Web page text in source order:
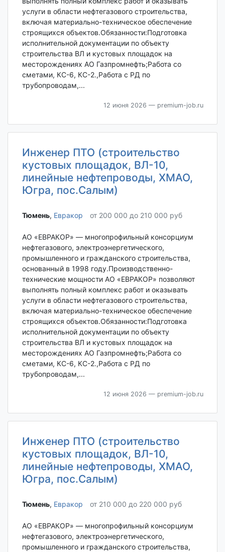
услуги в области нефтегазового строительства,
включая материально-техническое обеспечение
строящихся объектов.Обязанности:Подготовка
исполнительной документации по объекту
строительства ВЛ и кустовых площадок на
месторождениях АО Газпромнефть;Работа со
сметами, КС-6, КС-2.,Работа с РД по
трубопроводам,...
12 июня 2026 — premium-job.ru
Инженер ПТО (строительство
кустовых площадок, ВЛ-10,
линейные нефтепроводы, ХМАО,
Югра, пос.Салым)
Тюмень‎, Евракор от 200 000 до 210 000 руб
АО «ЕВРАКОР» — многопрофильный консорциум
нефтегазового, электроэнергетического,
промышленного и гражданского строительства,
основанный в 1998 году.Производственно-
технические мощности АО «ЕВРАКОР» позволяют
выполнять полный комплекс работ и оказывать
услуги в области нефтегазового строительства,
включая материально-техническое обеспечение
строящихся объектов.Обязанности:Подготовка
исполнительной документации по объекту
строительства ВЛ и кустовых площадок на
месторождениях АО Газпромнефть;Работа со
сметами, КС-6, КС-2.,Работа с РД по
трубопроводам,...
12 июня 2026 — premium-job.ru
Инженер ПТО (строительство
кустовых площадок, ВЛ-10,
линейные нефтепроводы, ХМАО,
Югра, пос.Салым)
Тюмень‎, Евракор от 210 000 до 220 000 руб
АО «ЕВРАКОР» — многопрофильный консорциум
нефтегазового, электроэнергетического,
промышленного и гражданского строительства,